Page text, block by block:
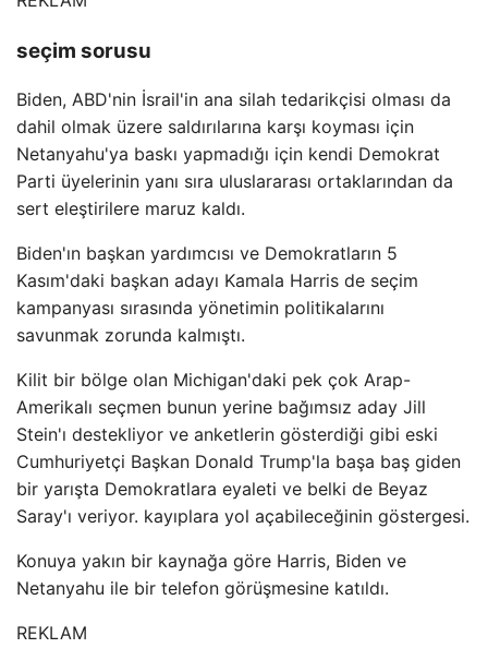
seçim sorusu
Biden, ABD'nin İsrail'in ana silah tedarikçisi olması da
dahil olmak üzere saldırılarına karşı koyması için
Netanyahu'ya baskı yapmadığı için kendi Demokrat
Parti üyelerinin yanı sıra uluslararası ortaklarından da
sert eleştirilere maruz kaldı.
Biden'ın başkan yardımcısı ve Demokratların 5
Kasım'daki başkan adayı Kamala Harris de seçim
kampanyası sırasında yönetimin politikalarını
savunmak zorunda kalmıştı.
Kilit bir bölge olan Michigan'daki pek çok Arap-
Amerikalı seçmen bunun yerine bağımsız aday Jill
Stein'ı destekliyor ve anketlerin gösterdiği gibi eski
Cumhuriyetçi Başkan Donald Trump'la başa baş giden
bir yarışta Demokratlara eyaleti ve belki de Beyaz
Saray'ı veriyor. kayıplara yol açabileceğinin göstergesi.
Konuya yakın bir kaynağa göre Harris, Biden ve
Netanyahu ile bir telefon görüşmesine katıldı.
REKLAM